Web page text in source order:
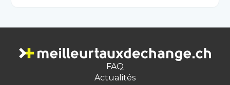
FAQ
Actualités